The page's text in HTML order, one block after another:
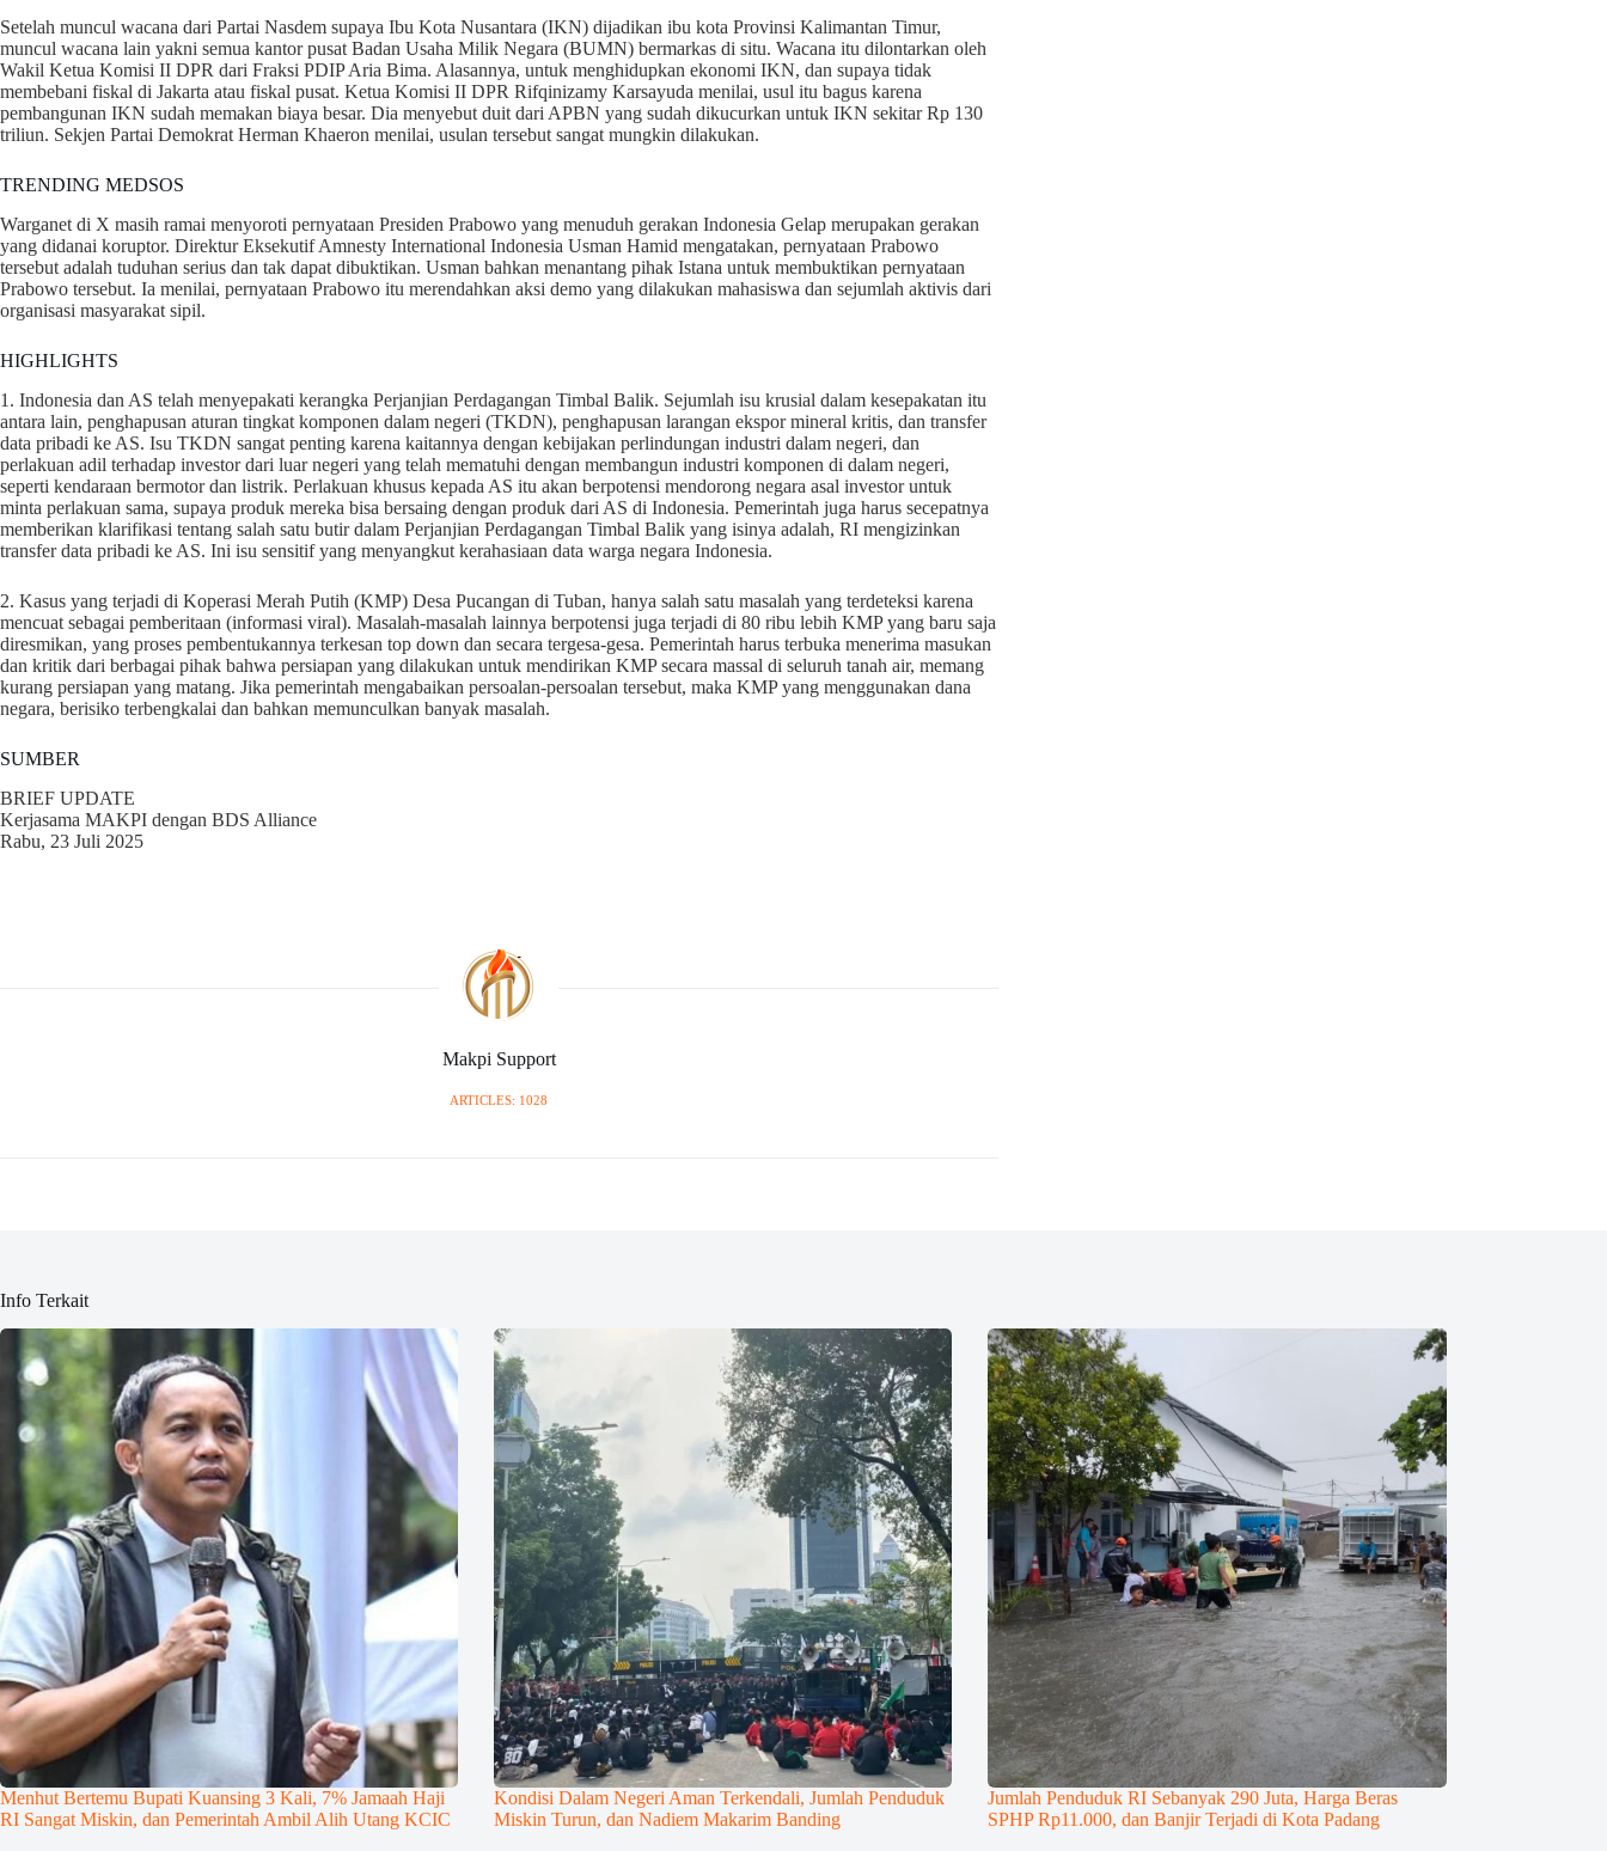
Setelah muncul wacana dari Partai Nasdem supaya Ibu Kota Nusantara (IKN) dijadikan ibu kota Provinsi Kalimantan Timur,
muncul wacana lain yakni semua kantor pusat Badan Usaha Milik Negara (BUMN) bermarkas di situ. Wacana itu dilontarkan oleh
Wakil Ketua Komisi II DPR dari Fraksi PDIP Aria Bima. Alasannya, untuk menghidupkan ekonomi IKN, dan supaya tidak
membebani fiskal di Jakarta atau fiskal pusat. Ketua Komisi II DPR Rifqinizamy Karsayuda menilai, usul itu bagus karena
pembangunan IKN sudah memakan biaya besar. Dia menyebut duit dari APBN yang sudah dikucurkan untuk IKN sekitar Rp 130
triliun. Sekjen Partai Demokrat Herman Khaeron menilai, usulan tersebut sangat mungkin dilakukan.
TRENDING MEDSOS
Warganet di X masih ramai menyoroti pernyataan Presiden Prabowo yang menuduh gerakan Indonesia Gelap merupakan gerakan
yang didanai koruptor. Direktur Eksekutif Amnesty International Indonesia Usman Hamid mengatakan, pernyataan Prabowo
tersebut adalah tuduhan serius dan tak dapat dibuktikan. Usman bahkan menantang pihak Istana untuk membuktikan pernyataan
Prabowo tersebut. Ia menilai, pernyataan Prabowo itu merendahkan aksi demo yang dilakukan mahasiswa dan sejumlah aktivis dari
organisasi masyarakat sipil.
HIGHLIGHTS
1. Indonesia dan AS telah menyepakati kerangka Perjanjian Perdagangan Timbal Balik. Sejumlah isu krusial dalam kesepakatan itu
antara lain, penghapusan aturan tingkat komponen dalam negeri (TKDN), penghapusan larangan ekspor mineral kritis, dan transfer
data pribadi ke AS. Isu TKDN sangat penting karena kaitannya dengan kebijakan perlindungan industri dalam negeri, dan
perlakuan adil terhadap investor dari luar negeri yang telah mematuhi dengan membangun industri komponen di dalam negeri,
seperti kendaraan bermotor dan listrik. Perlakuan khusus kepada AS itu akan berpotensi mendorong negara asal investor untuk
minta perlakuan sama, supaya produk mereka bisa bersaing dengan produk dari AS di Indonesia. Pemerintah juga harus secepatnya
memberikan klarifikasi tentang salah satu butir dalam Perjanjian Perdagangan Timbal Balik yang isinya adalah, RI mengizinkan
transfer data pribadi ke AS. Ini isu sensitif yang menyangkut kerahasiaan data warga negara Indonesia.
2. Kasus yang terjadi di Koperasi Merah Putih (KMP) Desa Pucangan di Tuban, hanya salah satu masalah yang terdeteksi karena
mencuat sebagai pemberitaan (informasi viral). Masalah-masalah lainnya berpotensi juga terjadi di 80 ribu lebih KMP yang baru saja
diresmikan, yang proses pembentukannya terkesan top down dan secara tergesa-gesa. Pemerintah harus terbuka menerima masukan
dan kritik dari berbagai pihak bahwa persiapan yang dilakukan untuk mendirikan KMP secara massal di seluruh tanah air, memang
kurang persiapan yang matang. Jika pemerintah mengabaikan persoalan-persoalan tersebut, maka KMP yang menggunakan dana
negara, berisiko terbengkalai dan bahkan memunculkan banyak masalah.
SUMBER
BRIEF UPDATE
Kerjasama MAKPI dengan BDS Alliance
Rabu, 23 Juli 2025
Makpi Support
ARTICLES: 1028
Info Terkait
Menhut Bertemu Bupati Kuansing 3 Kali, 7% Jamaah Haji
RI Sangat Miskin, dan Pemerintah Ambil Alih Utang KCIC
Kondisi Dalam Negeri Aman Terkendali, Jumlah Penduduk
Miskin Turun, dan Nadiem Makarim Banding
Jumlah Penduduk RI Sebanyak 290 Juta, Harga Beras
SPHP Rp11.000, dan Banjir Terjadi di Kota Padang